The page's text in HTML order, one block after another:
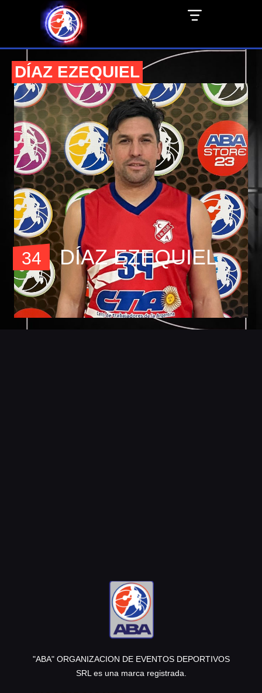
DÍAZ EZEQUIEL
34 DÍAZ EZEQUIEL
"ABA" ORGANIZACION DE EVENTOS DEPORTIVOS
SRL es una marca registrada.